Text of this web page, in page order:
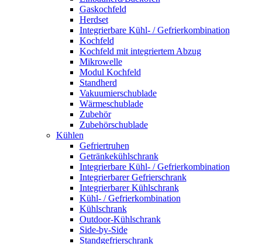
Gaskochfeld
Herdset
Integrierbare Kühl- / Gefrierkombination
Kochfeld
Kochfeld mit integriertem Abzug
Mikrowelle
Modul Kochfeld
Standherd
Vakuumierschublade
Wärmeschublade
Zubehör
Zubehörschublade
Kühlen
Gefriertruhen
Getränkekühlschrank
Integrierbare Kühl- / Gefrierkombination
Integrierbarer Gefrierschrank
Integrierbarer Kühlschrank
Kühl- / Gefrierkombination
Kühlschrank
Outdoor-Kühlschrank
Side-by-Side
Standgefrierschrank